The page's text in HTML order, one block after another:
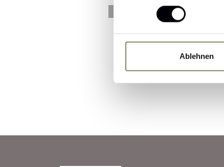
Ablehnen
I agree that the
processing my enquiry